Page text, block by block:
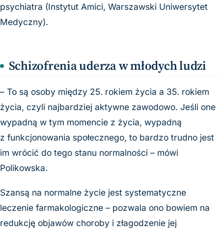
psychiatra (Instytut Amici, Warszawski Uniwersytet
Medyczny).
Schizofrenia uderza w młodych ludzi
– To są osoby między 25. rokiem życia a 35. rokiem
życia, czyli najbardziej aktywne zawodowo. Jeśli one
wypadną w tym momencie z życia, wypadną
z funkcjonowania społecznego, to bardzo trudno jest
im wrócić do tego stanu normalności – mówi
Polikowska.
Szansą na normalne życie jest systematyczne
leczenie farmakologiczne – pozwala ono bowiem na
redukcję objawów choroby i złagodzenie jej